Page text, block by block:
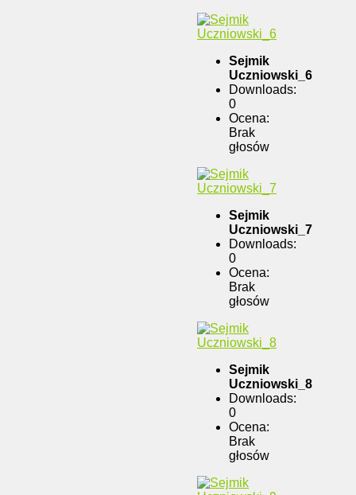
Sejmik
Uczniowski_6
Downloads:
0
Ocena:
Brak
głosów
Sejmik
Uczniowski_7
Downloads:
0
Ocena:
Brak
głosów
Sejmik
Uczniowski_8
Downloads:
0
Ocena:
Brak
głosów